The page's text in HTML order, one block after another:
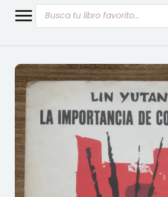
Búsqueda
de
productos